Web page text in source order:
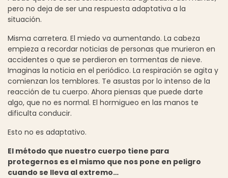
pero no deja de ser una respuesta adaptativa a la
situación.
Misma carretera. El miedo va aumentando. La cabeza
empieza a recordar noticias de personas que murieron en
accidentes o que se perdieron en tormentas de nieve.
Imaginas la noticia en el periódico. La respiración se agita y
comienzan los temblores. Te asustas por lo intenso de la
reacción de tu cuerpo. Ahora piensas que puede darte
algo, que no es normal. El hormigueo en las manos te
dificulta conducir.
Esto no es adaptativo.
El método que nuestro cuerpo tiene para
protegernos es el mismo que nos pone en peligro
cuando se lleva al extremo…